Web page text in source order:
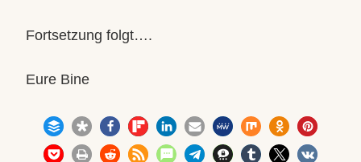
Fortsetzung folgt….
Eure Bine